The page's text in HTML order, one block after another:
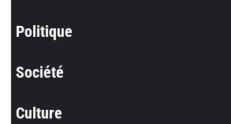
Politique
Société
Culture